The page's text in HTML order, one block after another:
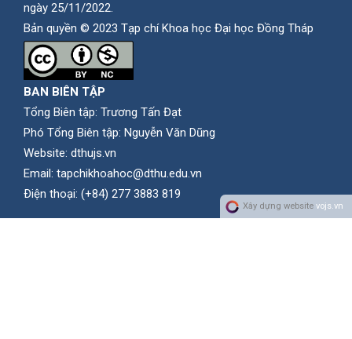
ngày 25/11/2022.
Bản quyền © 2023 Tạp chí Khoa học Đại học Đồng Tháp
BAN BIÊN TẬP
Tổng Biên tập: Trương Tấn Đạt
Phó Tổng Biên tập: Nguyễn Văn Dũng
Website: dthujs.vn
Email: tapchikhoahoc@dthu.edu.vn
Ðiện thoại: (+84) 277 3883 819